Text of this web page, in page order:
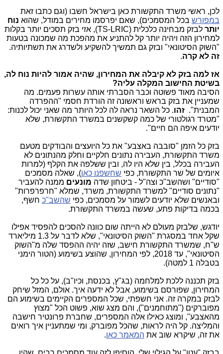
לכן, ראשי משרד התקשורת כאן בישראל חשבו (וגם כתבו זאת
במפורש בכל המסמכים), שאם יפרסמו מחירים במודל, שהוא נוח
יותר
לבזק מבחינה כלכלית (TS-LRIC), אזי בזק תסכים יותר בקלות
למחירון הזה ויהיה יותר קל להתניע את מהפכת מה שמכונה בטעות
"השוק הסיטונאי" ובזק גם תמשיך להשקיע ולשדרג את תשתיותיה.
זה לא קרה.
אז למה בזק לא קיבלה את המחירון, שהיה אמור להיות נוח לה,
בשיטת החישוב המקלה עליה?
הסיבה מאוד פשוטה וכבר הסברתי אותה עשרות פעמים. מה
שמעניין את בזק בראש וראשונה זה הורדת חסמי "ההפרדה
המבנית". זהו. כל השאר נראה לה לכל היותר מה שאני יכול לכנות:
"מטרד רגולטורי של כמה קשקשנים במשרד התקשורת, שלא
יודעים איפה הם חיים".
בזק כל הזמן "סובבה באצבע" את כל היועצים והבודקים מטעם
משרד התקשורת, העבירה נתונים חלקיים וחלק מהנתונים לא
העבירה בכלל, בין שלא היו לה, ובין ששלפה את הקלף (למרות
איומים של שר התקשורת, כפי שחשפנו כאן), שאלה מסמכים
"סודיים" ושהשב"כ וצה"ל - ביטחון שדה מונעים ממנה להעביר
"נתונים סודיים" למשרד התקשורת, משרד, שמלא "חרפרפרות"
ובאנשים שלא יודעים לשמור על מסמכים, כפי שהשב"כ חשף,
בכמה בדיקות פתע, שעשה במשרד התקשורת.
יודגש, שלבזק מעולם לא הייתה שום כוונה להסכים להפסיד אפילו
שקל אחד במסגרת "השוק הסיטונאי", שלא לדבר על 1.3 מיליארד
ש"ח, שמשרד התקשורת חישב, שזה יהיה ההפסד שלה מ"השוק
הסיטונאי", עד 2018, לפי המחירון, שהוצע בשימוע (הטור הימני
בטבלה 1 למטה).
בזק תכננה ללכת למלחמה (בג"ץ, בכנסת, וכיו"ב), על כל כל
המחירון, שפורסם בשימוע, אבל לא ידעה איך. אולם, המזל שיחק
לבזק במקרה זה. אני חשפתי, שכל המספרים הקיימים בשימוע הם
מפוברקים ("מתוחמנים"), והם מצג שוא, פשוט הכל "מצוץ
מהאצבע", ומוצג כאילו אלה המספרים, שחברת פרונטיר חישבה
והמליצה. קל היה לראות, שהכל מפוברק, ומי שמתעניין איך רואים
את זה, שיקרא שוב את המאמר כאן.